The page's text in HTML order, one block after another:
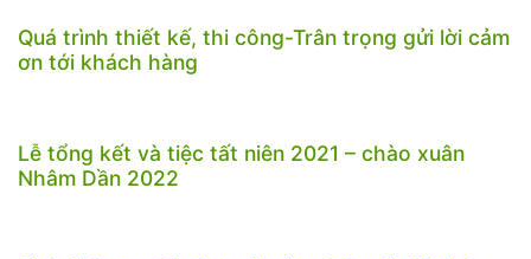
Quá trình thiết kế, thi công-Trân trọng gửi lời cảm
ơn tới khách hàng
Lễ tổng kết và tiệc tất niên 2021 – chào xuân
Nhâm Dần 2022